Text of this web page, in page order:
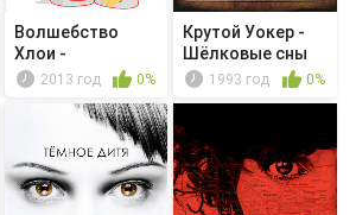
Волшебство
Хлои -
Волшебная пыль
2013 год 0%
Крутой Уокер -
Шёлковые сны
1993 год 0%